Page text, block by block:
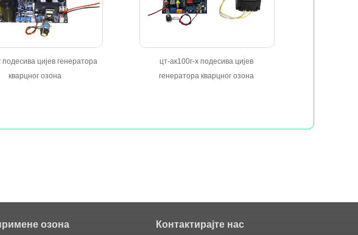
подесива цијев генератора
кварцног озона
цт-ак100г-х подесива цијев
генератора кварцног озона
озона Контактирајте нас